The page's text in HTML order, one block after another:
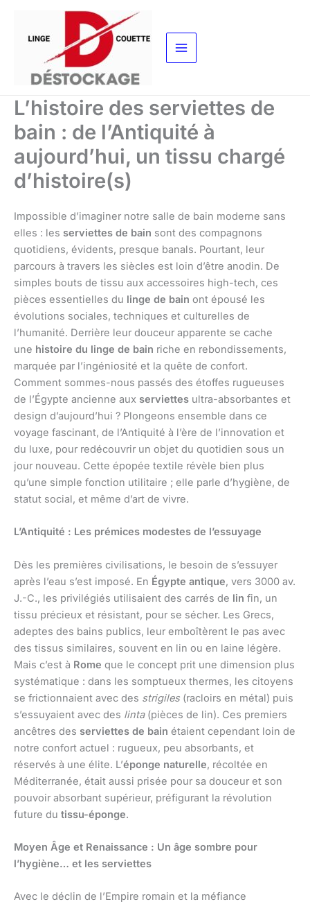
contenu
L’histoire des serviettes de
bain : de l’Antiquité à
aujourd’hui, un tissu chargé
d’histoire(s)
Impossible d’imaginer notre salle de bain moderne sans
elles : les serviettes de bain sont des compagnons
quotidiens, évidents, presque banals. Pourtant, leur
parcours à travers les siècles est loin d’être anodin. De
simples bouts de tissu aux accessoires high-tech, ces
pièces essentielles du linge de bain ont épousé les
évolutions sociales, techniques et culturelles de
l’humanité. Derrière leur douceur apparente se cache
une histoire du linge de bain riche en rebondissements,
marquée par l’ingéniosité et la quête de confort.
Comment sommes-nous passés des étoffes rugueuses
de l’Égypte ancienne aux serviettes ultra-absorbantes et
design d’aujourd’hui ? Plongeons ensemble dans ce
voyage fascinant, de l’Antiquité à l’ère de l’innovation et
du luxe, pour redécouvrir un objet du quotidien sous un
jour nouveau. Cette épopée textile révèle bien plus
qu’une simple fonction utilitaire ; elle parle d’hygiène, de
statut social, et même d’art de vivre.
L’Antiquité : Les prémices modestes de l’essuyage
Dès les premières civilisations, le besoin de s’essuyer
après l’eau s’est imposé. En Égypte antique, vers 3000 av.
J.-C., les privilégiés utilisaient des carrés de lin fin, un
tissu précieux et résistant, pour se sécher. Les Grecs,
adeptes des bains publics, leur emboîtèrent le pas avec
des tissus similaires, souvent en lin ou en laine légère.
Mais c’est à Rome que le concept prit une dimension plus
systématique : dans les somptueux thermes, les citoyens
se frictionnaient avec des strigiles(racloirs en métal) puis
s’essuyaient avec des linta(pièces de lin). Ces premiers
ancêtres des serviettes de bain étaient cependant loin de
notre confort actuel : rugueux, peu absorbants, et
réservés à une élite. L’éponge naturelle, récoltée en
Méditerranée, était aussi prisée pour sa douceur et son
pouvoir absorbant supérieur, préfigurant la révolution
future du tissu-éponge.
Moyen Âge et Renaissance : Un âge sombre pour
l’hygiène… et les serviettes
Avec le déclin de l’Empire romain et la méfiance